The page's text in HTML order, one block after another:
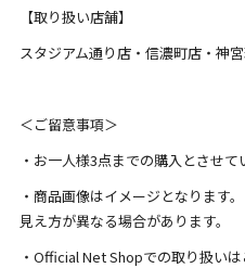
【取り扱い店舗】
スタジアム通り店・信濃町店・神
＜ご留意事項＞
・お一人様3点までの購入とさせて
・商品画像はイメージとなります
見え方が異なる場合があります。
・Official Net Shopでの取り扱いは